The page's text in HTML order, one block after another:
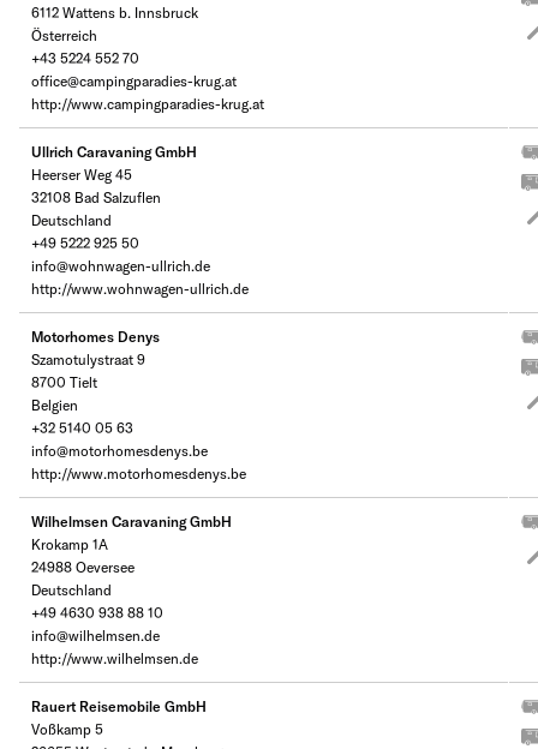
6112 Wattens b. Innsbruck
Österreich
+43 5224 552 70
office@campingparadies-krug.at
http://www.campingparadies-krug.at
Ullrich Caravaning GmbH
Heerser Weg 45
32108 Bad Salzuflen
Deutschland
+49 5222 925 50
info@wohnwagen-ullrich.de
http://www.wohnwagen-ullrich.de
Motorhomes Denys
Szamotulystraat 9
8700 Tielt
Belgien
+32 5140 05 63
info@motorhomesdenys.be
http://www.motorhomesdenys.be
Wilhelmsen Caravaning GmbH
Krokamp 1A
24988 Oeversee
Deutschland
+49 4630 938 88 10
info@wilhelmsen.de
http://www.wilhelmsen.de
Rauert Reisemobile GmbH
Voßkamp 5